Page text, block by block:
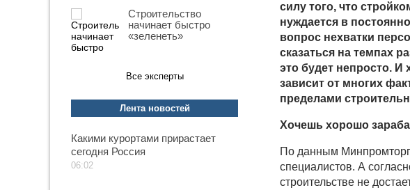
Строительство
начинает быстро
«зеленеть»
Все эксперты
Лента новостей
Какими курортами прирастает
сегодня Россия
06:02
силу того, что
нуждается в
вопрос нехватки
сказаться на темпах
это будет непросто.
зависит от многих
пределами
Хочешь хорошо
По данным
специалистов. А
строительстве не